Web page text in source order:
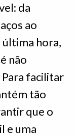
da
ao
última hora,
não
facilitar
tão
que o
e uma